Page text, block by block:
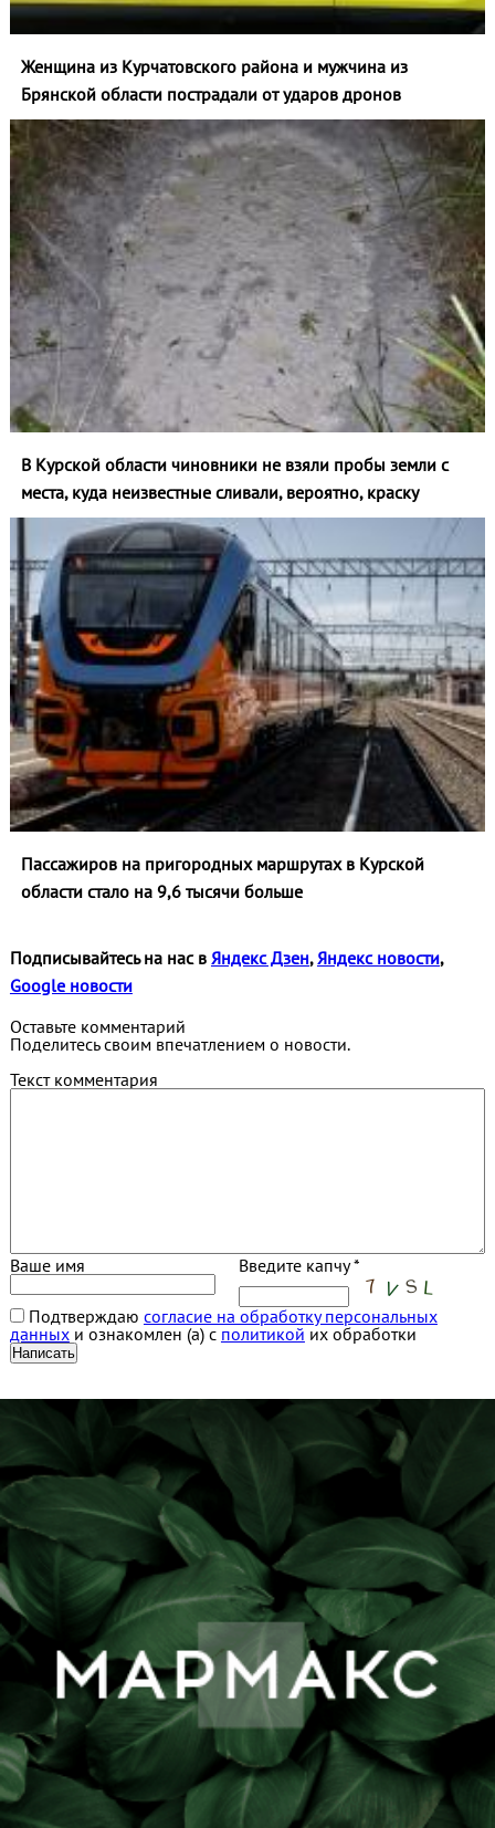
Женщина из Курчатовского района и мужчина из
Брянской области пострадали от ударов дронов
В Курской области чиновники не взяли пробы земли с
места, куда неизвестные сливали, вероятно, краску
Пассажиров на пригородных маршрутах в Курской
области стало на 9,6 тысячи больше
Подписывайтесь на нас в Яндекс Дзен,Яндекс новости,
Google новости
Оставьте комментарий
Поделитесь своим впечатлением о новости.
Текст комментария
Ваше имя Введите капчу *
Подтверждаю согласие на обработку персональных
данныхи ознакомлен (а) с политикой их обработки